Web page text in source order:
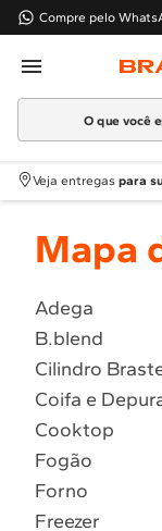
Compre pelo
O que você está
Termos mais
1º Geladeira
2
Fogao
4 º Lava Louça
5 º Cooktop
6º Microondas
7º Forno
8º Embutir
9º Lava Seca
Veja entregas para
Mapa
Adega
B.blend
Cilindro
Coifa e
Cooktop
Fogão
Forno
Freezer